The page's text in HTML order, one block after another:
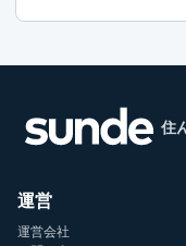
住
運営
運営会社